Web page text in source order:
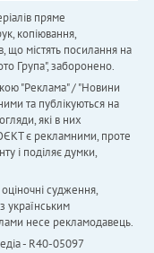
пряме
копіювання,
що містять посилання на
Група", заборонено.
"Реклама" / "Новини
та публікуються на
які в них
є рекламними, проте
і поділяє думки,
судження,
українським
несе рекламодавець.
- R40-05097